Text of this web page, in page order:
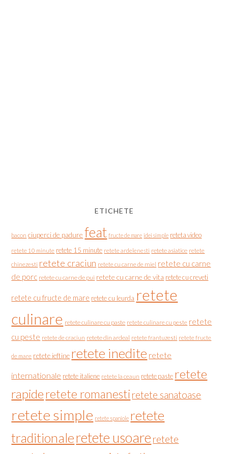
ETICHETE
bacon ciuperci de padure feat fructe de mare idei simple reteta video
retete 10 minute retete 15 minute retete ardelenesti retete asiatice retete
chinezesti retete craciun retete cu carne de miel retete cu carne
de porc retete cu carne de pui retete cu carne de vita retete cu creveti
retete cu fructe de mare retete cu leurda retete
culinare retete culinare cu paste retete culinare cu peste retete
cu peste retete de craciun retete din ardeal retete frantuzesti retete fructe
de mare retete ieftine retete inedite retete
internationale retete italiene retete la ceaun retete paste retete
rapideretete romanesti retete sanatoase
retete simple retete spaniole retete
traditionaleretete usoare retete